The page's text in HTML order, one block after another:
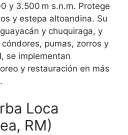
y 3.500 m s.n.m. Protege
y estepa altoandina. Su
y chuquiraga, y
pumas, zorros y
se implementan
y restauración en más
Loca
RM)